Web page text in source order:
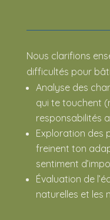
Nous clarifions
difficultés pour
Analyse des
qui te touchent
responsabilités
Exploration des
freinent ton
sentiment
Évaluation de
naturelles et les